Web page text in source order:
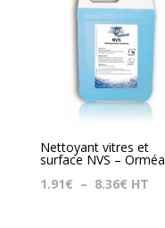
Nettoyant vitres et
surface NVS – Orméa
1.91€ – 8.36€ Plage
HT